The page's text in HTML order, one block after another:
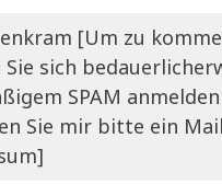
[Um zu
Sie sich
SPAM
Sie mir bitte ein